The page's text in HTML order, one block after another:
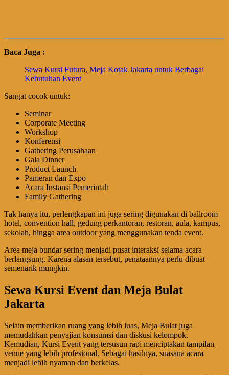
Baca Juga :
Sewa Kursi Futura, Meja Kotak Jakarta untuk Berbagai
Kebutuhan Event
Sangat cocok untuk:
Seminar
Corporate Meeting
Workshop
Konferensi
Gathering Perusahaan
Gala Dinner
Product Launch
Pameran dan Expo
Acara Instansi Pemerintah
Family Gathering
Tak hanya itu, perlengkapan ini juga sering digunakan di ballroom
hotel, convention hall, gedung perkantoran, restoran, aula, kampus,
sekolah, hingga area outdoor yang menggunakan tenda event.
Area meja bundar sering menjadi pusat interaksi selama acara
berlangsung. Karena alasan tersebut, penataannya perlu dibuat
semenarik mungkin.
Sewa Kursi Event dan Meja Bulat
Jakarta
Selain memberikan ruang yang lebih luas, Meja Bulat juga
memudahkan penyajian konsumsi dan diskusi kelompok.
Kemudian, Kursi Event yang tersusun rapi menciptakan tampilan
venue yang lebih profesional. Sebagai hasilnya, suasana acara
menjadi lebih nyaman dan berkelas.